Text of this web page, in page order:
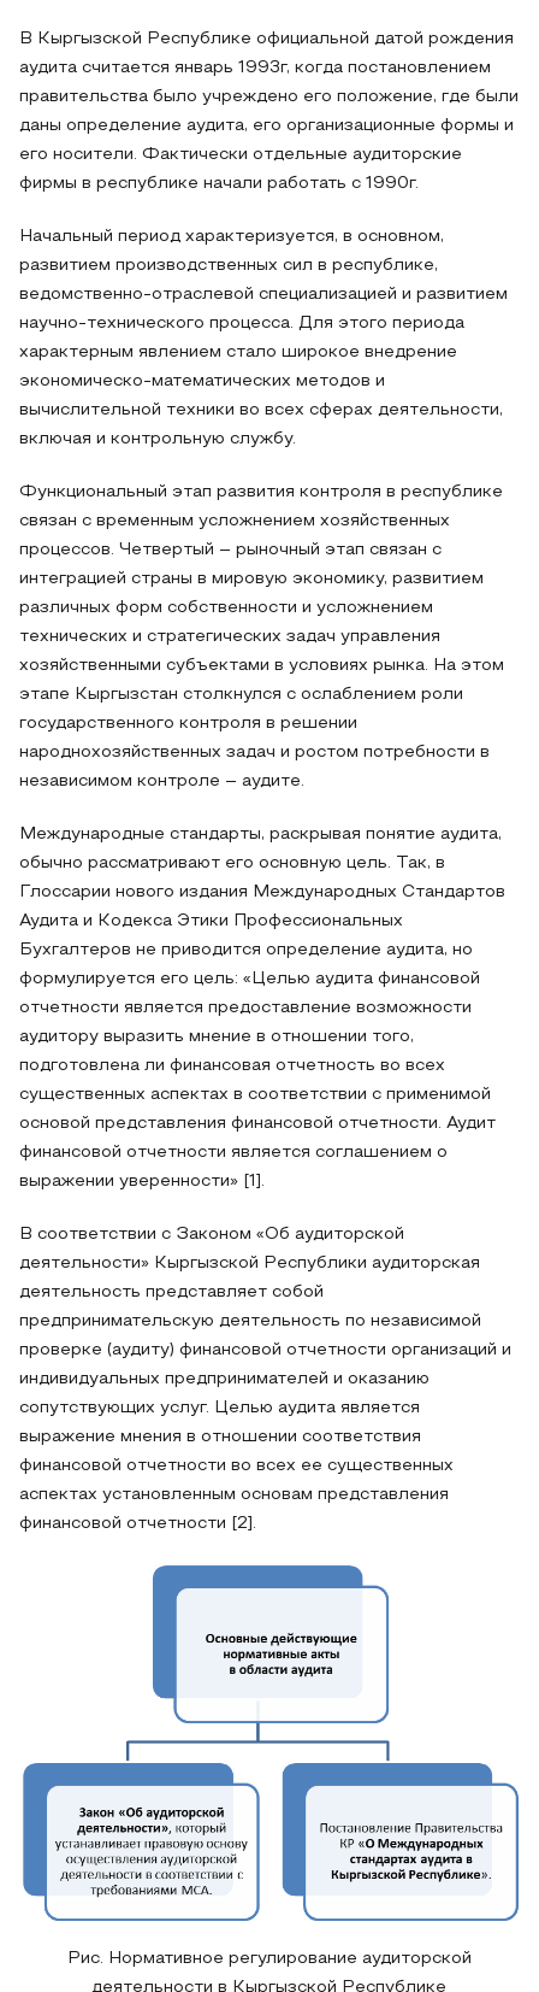
В Кыргызской Республике официальной датой рождения
аудита считается январь 1993г, когда постановлением
правительства было учреждено его положение, где были
даны определение аудита, его организационные формы и
его носители. Фактически отдельные аудиторские
фирмы в республике начали работать с 1990г.
Начальный период характеризуется, в основном,
развитием производственных сил в республике,
ведомственно-отраслевой специализацией и развитием
научно-технического процесса. Для этого периода
характерным явлением стало широкое внедрение
экономическо-математических методов и
вычислительной техники во всех сферах деятельности,
включая и контрольную службу.
Функциональный этап развития контроля в республике
связан с временным усложнением хозяйственных
процессов. Четвертый – рыночный этап связан с
интеграцией страны в мировую экономику, развитием
различных форм собственности и усложнением
технических и стратегических задач управления
хозяйственными субъектами в условиях рынка. На этом
этапе Кыргызстан столкнулся с ослаблением роли
государственного контроля в решении
народнохозяйственных задач и ростом потребности в
независимом контроле – аудите.
Международные стандарты, раскрывая понятие аудита,
обычно рассматривают его основную цель. Так, в
Глоссарии нового издания Международных Стандартов
Аудита и Кодекса Этики Профессиональных
Бухгалтеров не приводится определение аудита, но
формулируется его цель: «Целью аудита финансовой
отчетности является предоставление возможности
аудитору выразить мнение в отношении того,
подготовлена ли финансовая отчетность во всех
существенных аспектах в соответствии с применимой
основой представления финансовой отчетности. Аудит
финансовой отчетности является соглашением о
выражении уверенности» [1].
В соответствии с Законом «Об аудиторской
деятельности» Кыргызской Республики аудиторская
деятельность представляет собой
предпринимательскую деятельность по независимой
проверке (аудиту) финансовой отчетности организаций и
индивидуальных предпринимателей и оказанию
сопутствующих услуг. Целью аудита является
выражение мнения в отношении соответствия
финансовой отчетности во всех ее существенных
аспектах установленным основам представления
финансовой отчетности [2].
Рис. Нормативное регулирование аудиторской
деятельности в Кыргызской Республике